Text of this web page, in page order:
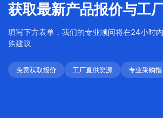
获取最新产品报价与工
填写下方表单，我们的专业顾问将在24小时
购建议
免费获取报价 工厂直供资源 专业采购指